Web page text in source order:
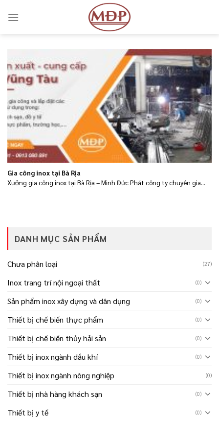
DANH MỤC SẢN PHẨM
Chưa phân loại (27)
Inox trang trí nội ngoại thất (0)
Sản phẩm inox xây dựng và dân dụng (0)
Thiết bị chế biến thực phẩm (0)
Thiết bị chế biến thủy hải sản (0)
Thiết bị inox ngành dầu khí (0)
Thiết bị inox ngành nông nghiệp (0)
Thiết bị nhà hàng khách sạn (0)
Thiết bị y tế (0)
Gia công inox tại Bà Rịa
Xưởng gia công inox tại Bà Rịa – Minh Đức Phát công ty chuyên gia...